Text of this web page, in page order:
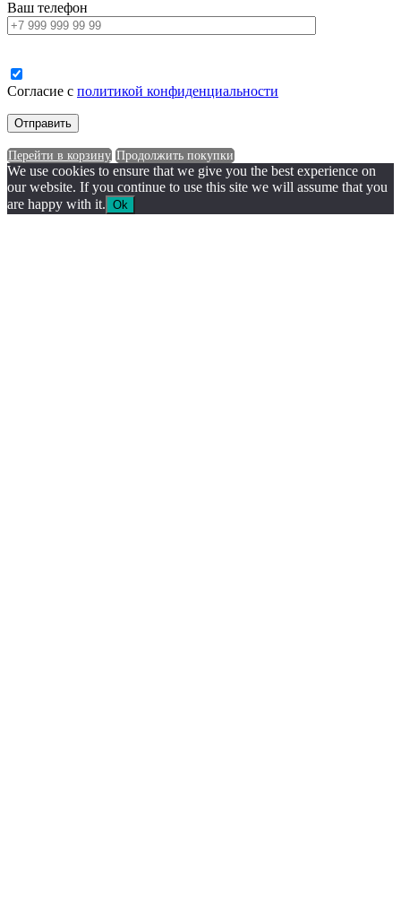
Ваш телефон
Согласие с политикой конфиденциальности
Перейти в корзину Продолжить покупки
We use cookies to ensure that we give you the best experience on
our website. If you continue to use this site we will assume that you
are happy with it. Ok